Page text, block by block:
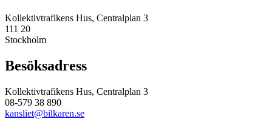
Kollektivtrafikens Hus, Centralplan 3
111 20
Stockholm
Besöksadress
Kollektivtrafikens Hus, Centralplan 3
08-579 38 890
kansliet@bilkaren.se